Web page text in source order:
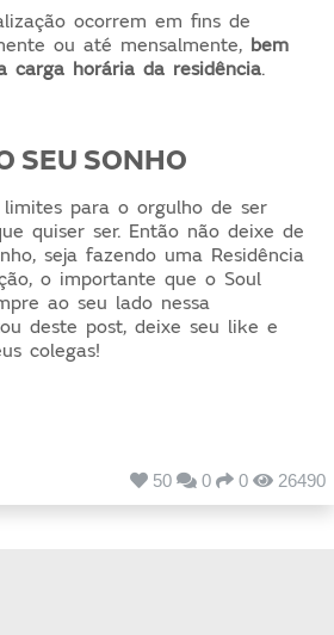
ocorrem em fins de
ou até mensalmente, bem
carga horária da residência.
SEU SONHO
limites para o orgulho de ser
quiser ser. Então não deixe de
seja fazendo uma Residência
o importante que o Soul
ao seu lado nessa
deste post, deixe seu like e
colegas!
50 0 0 26490